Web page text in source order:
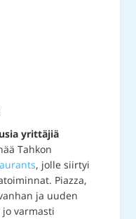
yrittäjiä
Tahkon
, jolle siirtyi
Piazza,
ja uuden
varmasti